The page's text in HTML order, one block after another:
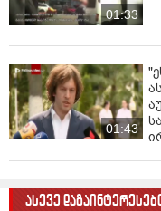
01:33
01:43
ასევე